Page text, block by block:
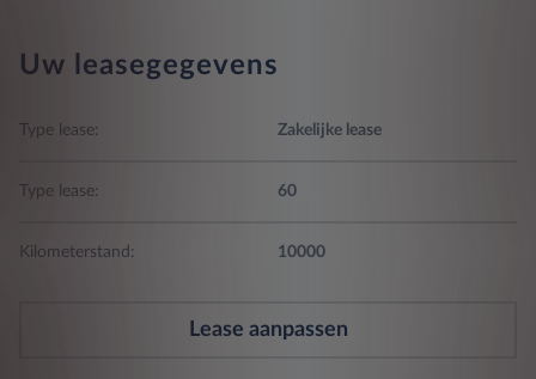
Uw leasegegevens
Type lease: Zakelijke lease
Type lease: 60
Kilometerstand: 10000
Lease aanpassen